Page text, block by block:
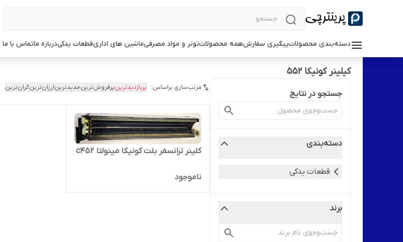
دسته‌بندی محصولاتپیگیری سفارشهمه محصولاتتونر و مواد مصرفیماشین های اداریقطعات یدکیدرباره ماتماس با ما
کیلینر کونیکا 552
جستجو در نتایج
دسته‌بندی
قطعات یدکی
برند
مرتب‌سازی براساس: پربازدیدترینپرفروش‌ترینجدیدترینارزان‌ترینگران‌ترین
کلینر ترانسفر بلت کونیکا مینولتا c452
ناموجود